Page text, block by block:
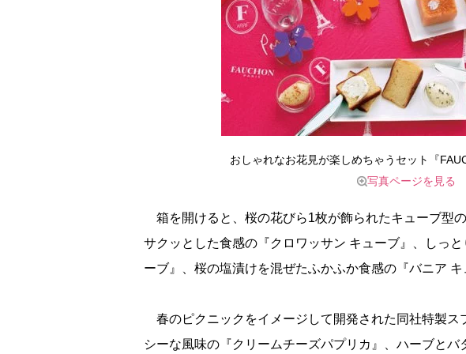
おしゃれなお花見が楽しめちゃうセット『
写真ページを見る
箱を開けると、桜の花びら1枚が飾られたキューブ型
サクッとした食感の『クロワッサン キューブ』、しっ
ーブ』、桜の塩漬けを混ぜたふかふか食感の『バニア キ
春のピクニックをイメージして開発された同社特製ス
シーな風味の『クリームチーズパプリカ』、ハーブと